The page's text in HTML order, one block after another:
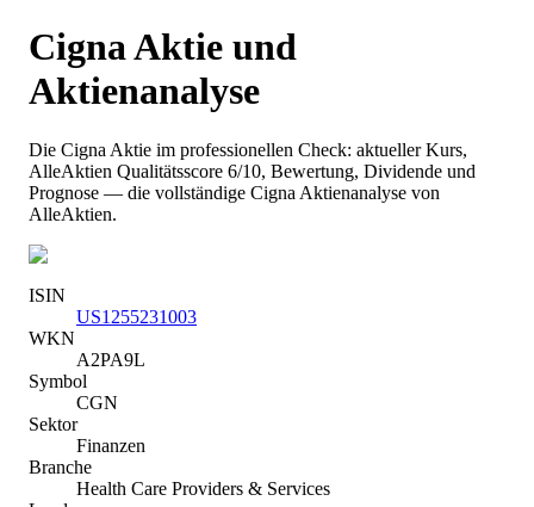
CignaAktie und
Aktienanalyse
Die Cigna Aktie im professionellen Check: aktueller Kurs,
AlleAktien Qualitätsscore 6/10, Bewertung, Dividende und
Prognose — die vollständige Cigna Aktienanalyse von
AlleAktien.
ISIN
US1255231003
WKN
A2PA9L
Symbol
CGN
Sektor
Finanzen
Branche
Health Care Providers & Services